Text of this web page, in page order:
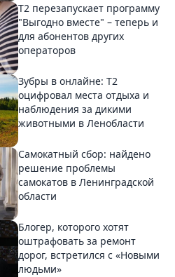
Т2 перезапускает программу
"Выгодно вместе" – теперь и
для абонентов других
операторов
Зубры в онлайне: Т2
оцифровал места отдыха и
наблюдения за дикими
животными в Ленобласти
Самокатный сбор: найдено
решение проблемы
самокатов в Ленинградской
области
Блогер, которого хотят
оштрафовать за ремонт
дорог, встретился с «Новыми
людьми»